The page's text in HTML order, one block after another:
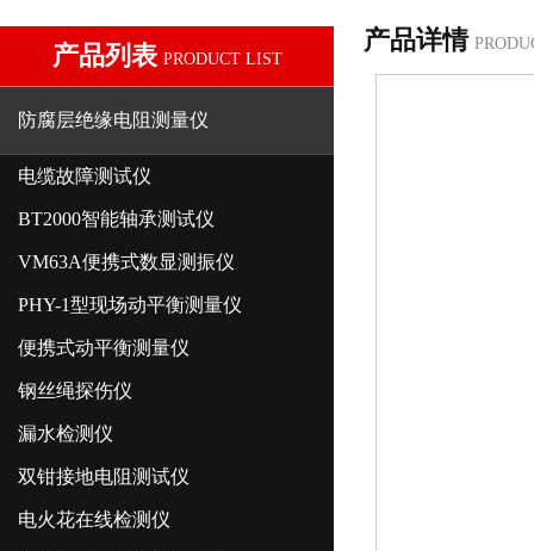
产品列表 PRODUCT LIST
防腐层绝缘电阻测量仪
电缆故障测试仪
BT2000智能轴承测试仪
VM63A便携式数显测振仪
PHY-1型现场动平衡测量仪
便携式动平衡测量仪
钢丝绳探伤仪
漏水检测仪
双钳接地电阻测试仪
电火花在线检测仪
产品详情